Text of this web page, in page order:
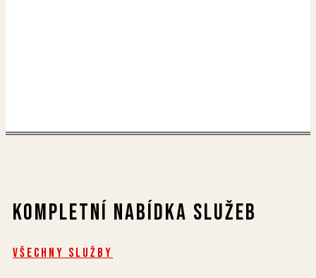
Kompletní nabídka služeb
Všechny služby